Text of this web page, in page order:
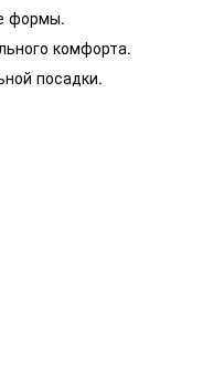
формы.
комфорта.
посадки.